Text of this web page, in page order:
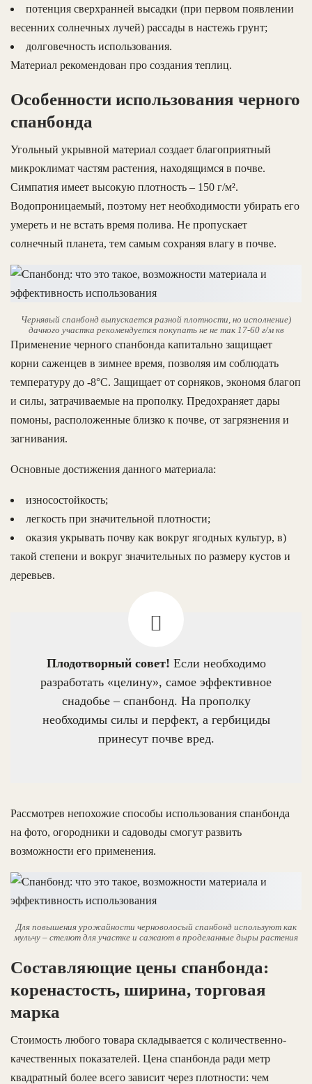
потенция сверхранней высадки (при первом появлении
весенних солнечных лучей) рассады в настежь грунт;
долговечность использования.
Материал рекомендован про создания теплиц.
Особенности использования черного
спанбонда
Угольный укрывной материал создает благоприятный
микроклимат частям растения, находящимся в почве.
Симпатия имеет высокую плотность – 150 г/м².
Водопроницаемый, поэтому нет необходимости убирать его
умереть и не встать время полива. Не пропускает
солнечный планета, тем самым сохраняя влагу в почве.
Чернявый спанбонд выпускается разной плотности, но исполнение)
дачного участка рекомендуется покупать не не так 17-60 г/м кв
Применение черного спанбонда капитально защищает
корни саженцев в зимнее время, позволяя им соблюдать
температуру до -8°С. Защищает от сорняков, экономя благоп
и силы, затрачиваемые на прополку. Предохраняет дары
помоны, расположенные близко к почве, от загрязнения и
загнивания.
Основные достижения данного материала:
износостойкость;
легкость при значительной плотности;
оказия укрывать почву как вокруг ягодных культур, в)
такой степени и вокруг значительных по размеру кустов и
деревьев.
Плодотворный совет! Если необходимо
разработать «целину», самое эффективное
снадобье – спанбонд. На прополку
необходимы силы и перфект, а гербициды
принесут почве вред.
Рассмотрев непохожие способы использования спанбонда
на фото, огородники и садоводы смогут развить
возможности его применения.
Для повышения урожайности черноволосый спанбонд используют как
мульчу – стелют для участке и сажают в проделанные дыры растения
Составляющие цены спанбонда:
коренастость, ширина, торговая
марка
Стоимость любого товара складывается с количественно-
качественных показателей. Цена спанбонда ради метр
квадратный более всего зависит через плотности: чем